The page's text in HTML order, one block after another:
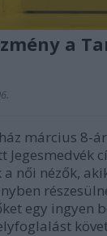
a
március 8-
Jegesmedvék
női nézők,
egy ingyen